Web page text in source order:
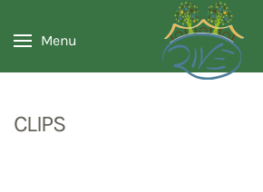
Menu
CLIPS